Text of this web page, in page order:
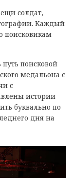
солдат,
Каждый
поисковикам
путь поисковой
медальона с
с
истории
буквально по
дня на